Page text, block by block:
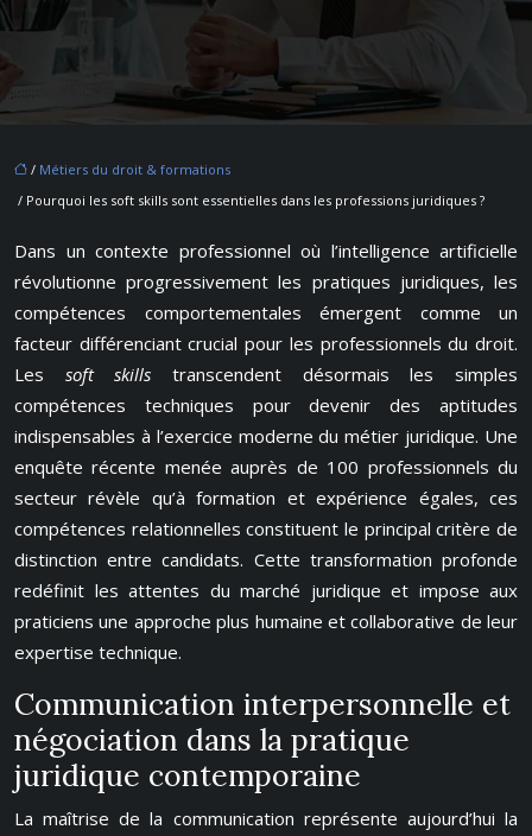
/ Métiers du droit & formations
/ Pourquoi les soft skills sont essentielles dans les professions juridiques ?
Dans un contexte professionnel où l’intelligence artificielle
révolutionne progressivement les pratiques juridiques, les
compétences comportementales émergent comme un
facteur différenciant crucial pour les professionnels du droit.
Les soft skillstranscendent désormais les simples
compétences techniques pour devenir des aptitudes
indispensables à l’exercice moderne du métier juridique. Une
enquête récente menée auprès de 100 professionnels du
secteur révèle qu’à formation et expérience égales, ces
compétences relationnelles constituent le principal critère de
distinction entre candidats. Cette transformation profonde
redéfinit les attentes du marché juridique et impose aux
praticiens une approche plus humaine et collaborative de leur
expertise technique.
Communication interpersonnelle et
négociation dans la pratique
juridique contemporaine
La maîtrise de la communication représente aujourd’hui la